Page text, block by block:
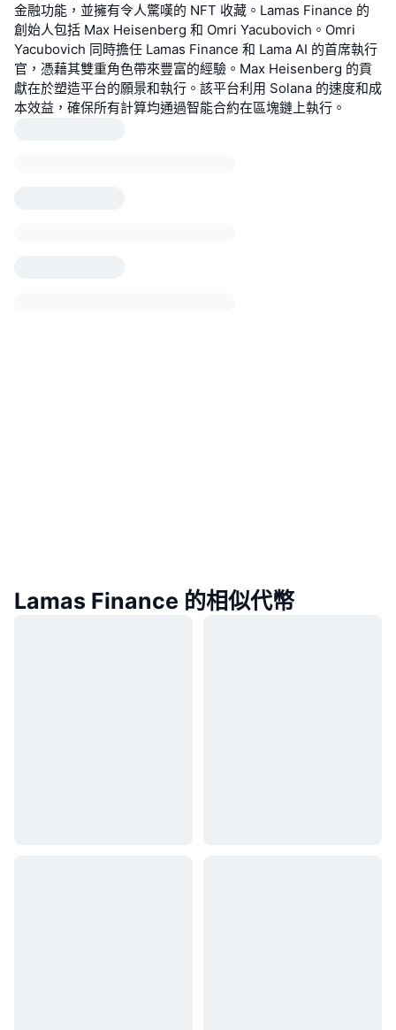
金融功能，並擁有令人驚嘆的 NFT 收藏。Lamas Finance 的
創始人包括 Max Heisenberg 和 Omri Yacubovich。Omri
Yacubovich 同時擔任 Lamas Finance 和 Lama AI 的首席執行
官，憑藉其雙重角色帶來豐富的經驗。Max Heisenberg 的貢
獻在於塑造平台的願景和執行。該平台利用 Solana 的速度和成
本效益，確保所有計算均通過智能合約在區塊鏈上執行。
Lamas Finance 的相似代幣